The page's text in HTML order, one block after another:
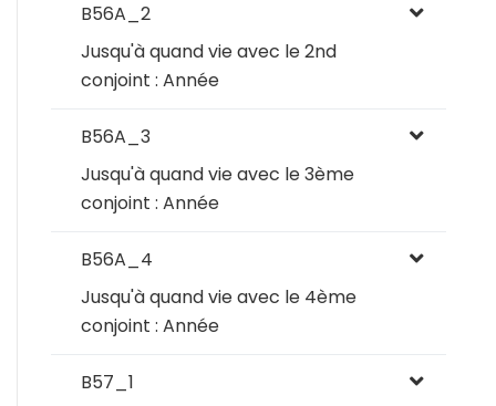
B56A_2
Jusqu'à quand vie avec le 2nd
conjoint : Année
B56A_3
Jusqu'à quand vie avec le 3ème
conjoint : Année
B56A_4
Jusqu'à quand vie avec le 4ème
conjoint : Année
B57_1